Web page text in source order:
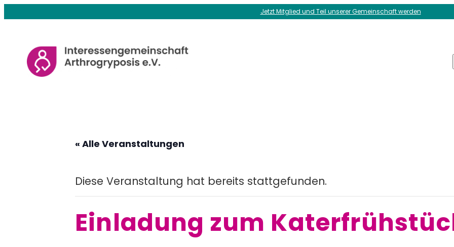
Jetzt Mitglied und Teil unserer Gemeinschaft werden
« Alle Veranstaltungen
Diese Veranstaltung hat bereits stattgefunden.
​​Einladung zum